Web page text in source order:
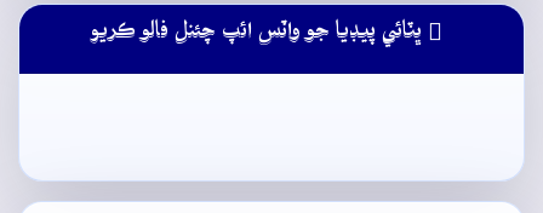
ڀٽائي پيڊيا جو واٽس ائپ چئنل فالو ڪريو